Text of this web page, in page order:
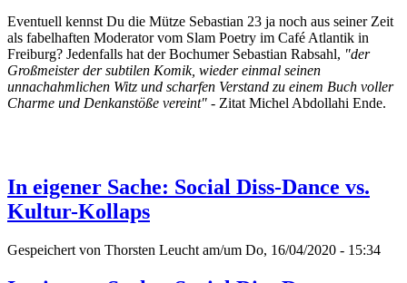
Eventuell kennst Du die Mütze Sebastian 23 ja noch aus seiner Zeit
als fabelhaften Moderator vom Slam Poetry im Café Atlantik in
Freiburg? Jedenfalls hat der Bochumer Sebastian Rabsahl, "der
Großmeister der subtilen Komik, wieder einmal seinen
unnachahmlichen Witz und scharfen Verstand zu einem Buch voller
Charme und Denkanstöße vereint" - Zitat Michel Abdollahi Ende.
In eigener Sache: Social Diss-Dance vs.
Kultur-Kollaps
Gespeichert von Thorsten Leucht am/um Do, 16/04/2020 - 15:34